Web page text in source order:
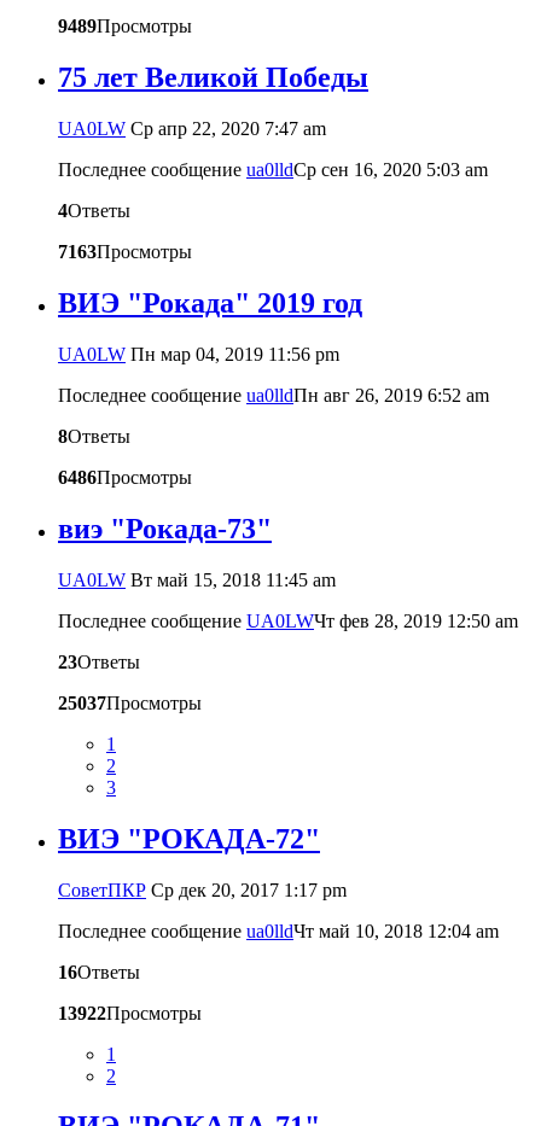
9489Просмотры
75 лет Великой Победы
UA0LW Ср апр 22, 2020 7:47 am
Последнее сообщение ua0lldСр сен 16, 2020 5:03 am
4Ответы
7163Просмотры
ВИЭ "Рокада" 2019 год
UA0LW Пн мар 04, 2019 11:56 pm
Последнее сообщение ua0lldПн авг 26, 2019 6:52 am
8Ответы
6486Просмотры
виэ "Рокада-73"
UA0LW Вт май 15, 2018 11:45 am
Последнее сообщение UA0LWЧт фев 28, 2019 12:50 am
23Ответы
25037Просмотры
1
2
3
ВИЭ "РОКАДА-72"
CоветПКР Ср дек 20, 2017 1:17 pm
Последнее сообщение ua0lldЧт май 10, 2018 12:04 am
16Ответы
13922Просмотры
1
2